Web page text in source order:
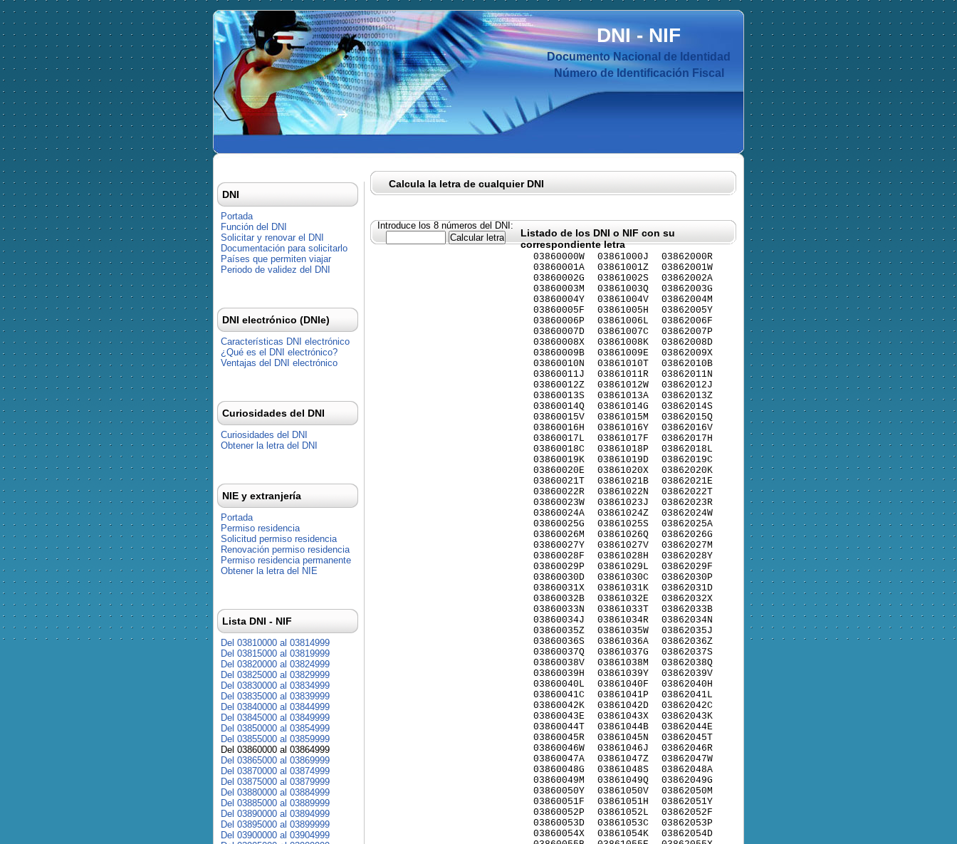
DNI-NIF
Documento Nacional de Identidad
Número de Identificación Fiscal
Calcula la letra de cualquier DNI
Introduce los 8 números del DNI:
Listado de los DNI o NIF con su
correspondiente letra
03860000W
03860001A
03860002G
03860003M
03860004Y
03860005F
03860006P
03860007D
03860008X
03860009B
03860010N
03860011J
03860012Z
03860013S
03860014Q
03860015V
03860016H
03860017L
03860018C
03860019K
03860020E
03860021T
03860022R
03860023W
03860024A
03860025G
03860026M
03860027Y
03860028F
03860029P
03860030D
03860031X
03860032B
03860033N
03860034J
03860035Z
03860036S
03860037Q
03860038V
03860039H
03860040L
03860041C
03860042K
03860043E
03860044T
03860045R
03860046W
03860047A
03860048G
03860049M
03860050Y
03860051F
03860052P
03860053D
03860054X
03861000J
03861001Z
03861002S
03861003Q
03861004V
03861005H
03861006L
03861007C
03861008K
03861009E
03861010T
03861011R
03861012W
03861013A
03861014G
03861015M
03861016Y
03861017F
03861018P
03861019D
03861020X
03861021B
03861022N
03861023J
03861024Z
03861025S
03861026Q
03861027V
03861028H
03861029L
03861030C
03861031K
03861032E
03861033T
03861034R
03861035W
03861036A
03861037G
03861038M
03861039Y
03861040F
03861041P
03861042D
03861043X
03861044B
03861045N
03861046J
03861047Z
03861048S
03861049Q
03861050V
03861051H
03861052L
03861053C
03861054K
03862000R
03862001W
03862002A
03862003G
03862004M
03862005Y
03862006F
03862007P
03862008D
03862009X
03862010B
03862011N
03862012J
03862013Z
03862014S
03862015Q
03862016V
03862017H
03862018L
03862019C
03862020K
03862021E
03862022T
03862023R
03862024W
03862025A
03862026G
03862027M
03862028Y
03862029F
03862030P
03862031D
03862032X
03862033B
03862034N
03862035J
03862036Z
03862037S
03862038Q
03862039V
03862040H
03862041L
03862042C
03862043K
03862044E
03862045T
03862046R
03862047W
03862048A
03862049G
03862050M
03862051Y
03862052F
03862053P
03862054D
DNI
Portada
Función del DNI
Solicitar y renovar el DNI
Documentación para solicitarlo
Países que permiten viajar
Periodo de validez del DNI
DNI electrónico (DNIe)
Características DNI electrónico
¿Qué es el DNI electrónico?
Ventajas del DNI electrónico
Curiosidades del DNI
Curiosidades del DNI
Obtener la letra del DNI
NIE y extranjería
Portada
Permiso residencia
Solicitud permiso residencia
Renovación permiso residencia
Permiso residencia permanente
Obtener la letra del NIE
Lista DNI - NIF
Del 03810000 al 03814999
Del 03815000 al 03819999
Del 03820000 al 03824999
Del 03825000 al 03829999
Del 03830000 al 03834999
Del 03835000 al 03839999
Del 03840000 al 03844999
Del 03845000 al 03849999
Del 03850000 al 03854999
Del 03855000 al 03859999
Del 03860000 al 03864999
Del 03865000 al 03869999
Del 03870000 al 03874999
Del 03875000 al 03879999
Del 03880000 al 03884999
Del 03885000 al 03889999
Del 03890000 al 03894999
Del 03895000 al 03899999
Del 03900000 al 03904999